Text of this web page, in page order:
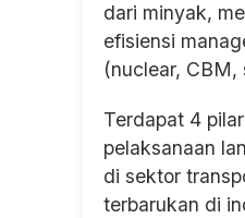
dari minyak,
efisiensi
(nuclear,
Terdapat 4
pelaksanaan
di sektor
terbarukan di